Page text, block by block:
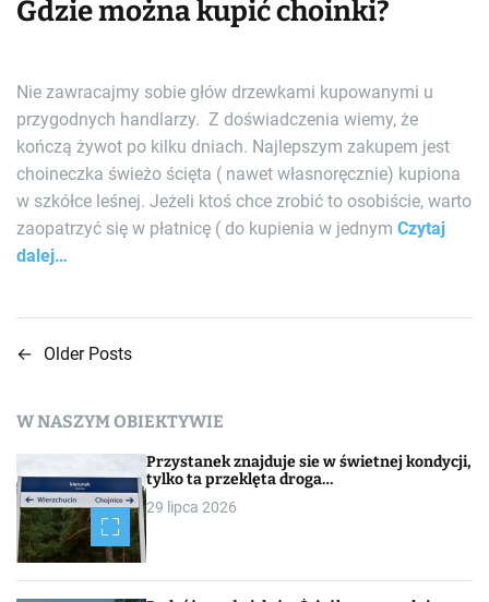
Gdzie można kupić choinki?
Nie zawracajmy sobie głów drzewkami kupowanymi u
przygodnych handlarzy. Z doświadczenia wiemy, że
kończą żywot po kilku dniach. Najlepszym zakupem jest
choineczka świeżo ścięta ( nawet własnoręcznie) kupiona
w szkółce leśnej. Jeżeli ktoś chce zrobić to osobiście, warto
zaopatrzyć się w płatnicę ( do kupienia w jednym Czytaj
dalej…
N
i
g
a
← Older Posts
W NASZYM OBIEKTYWIE
Przystanek znajduje sie w świetnej kondycji,
tylko ta przeklęta droga…
29 lipca 2026